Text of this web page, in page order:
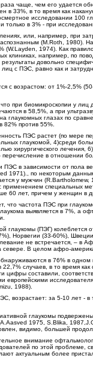
чаще, чем его удается
33%, в то время как
исследовании 100
в 3% - при
или, например, при
(М.Roth, 1980).
(W.Layden, 1974). Как
клиниках, например, по
результаты довольно
лиц с ПЭС, равно как и
с возрастом: от 1%-2,5%
при биомикроскопии у
в 58,5%, а при
глазах по
82% против 55%.
ПЭС растет (по мере
глаукомой, 4)среди
хирургического лечения,
в отношении
в зависимости от пола
1971)., по некоторым
у мужчин
специальных
60 лет, причем у женщин в
что частота ПЭС при
выявляется в 7%, а
глаукомы (ПЭГ) колеблется
Норвегии (33-60%),
не встречается, – в
севере. В целом афро-
в 76% в одном
случаев, в то время
цифры составили,
европейскими
1988).
возрастает: за 5-10 лет -
глаукомы
1975, S.Blika,
видимо, большей
внимание
по этой проблеме,
актуальным более